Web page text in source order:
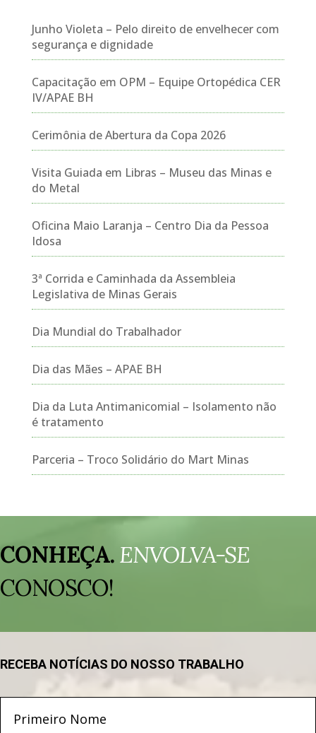
Junho Violeta – Pelo direito de envelhecer com
segurança e dignidade
Capacitação em OPM – Equipe Ortopédica CER
IV/APAE BH
Cerimônia de Abertura da Copa 2026
Visita Guiada em Libras – Museu das Minas e
do Metal
Oficina Maio Laranja – Centro Dia da Pessoa
Idosa
3ª Corrida e Caminhada da Assembleia
Legislativa de Minas Gerais
Dia Mundial do Trabalhador
Dia das Mães – APAE BH
Dia da Luta Antimanicomial – Isolamento não
é tratamento
Parceria – Troco Solidário do Mart Minas
de
vídeo
CONHEÇA.ENVOLVA-SE
CONOSCO!
RECEBA NOTÍCIAS DO NOSSO TRABALHO